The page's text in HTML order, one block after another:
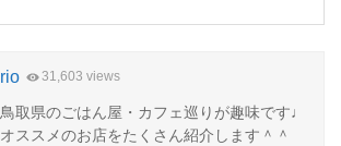
rio 31,603 views
鳥取県のごはん屋・カフェ巡りが趣味です♩
オススメのお店をたくさん紹介します＾＾